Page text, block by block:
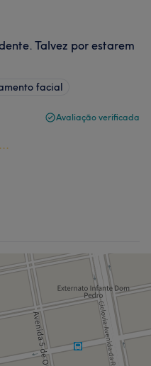
Talvez por estarem
facial
Avaliação verificada